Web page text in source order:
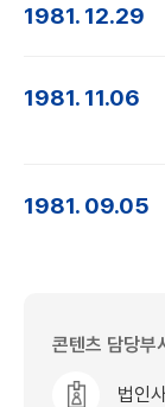
1981. 12.29
1981. 11.06
1981. 09.05
콘텐츠 담당부
법인